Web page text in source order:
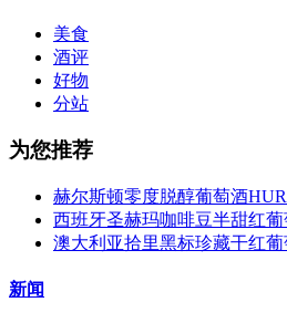
美食
酒评
好物
分站
为您推荐
赫尔斯顿零度脱醇葡萄酒
西班牙圣赫玛咖啡豆半甜红
澳大利亚拾里黑标珍藏干红
新闻